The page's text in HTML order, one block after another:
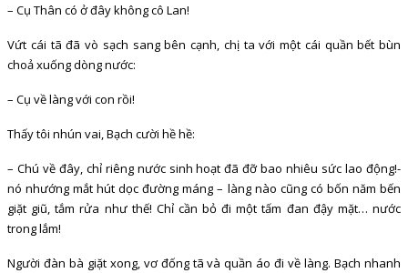
– Cụ Thân có ở đây không cô Lan!
Vứt cái tã đã vò sạch sang bên cạnh, chị ta với một cái quần bết bùn
choả xuống dòng nước:
– Cụ về làng với con rồi!
Thấy tôi nhún vai, Bạch cười hề hề:
– Chú về đây, chỉ riêng nước sinh hoạt đã đỡ bao nhiêu sức lao động!-
nó nhướng mắt hút dọc đường máng – làng nào cũng có bốn năm bến
giặt giũ, tắm rửa như thế! Chỉ cần bỏ đi một tấm đan đậy mặt… nước
trong lắm!
Người đàn bà giặt xong, vơ đống tã và quần áo đi về làng. Bạch nhanh